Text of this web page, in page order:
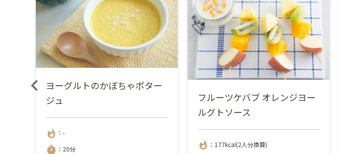
ヨーグルトのかぼちゃポター
ジュ
whatshot ：-
timer ：20分
フルーツケバブ オレンジヨー
ルグトソース
whatshot ：177kcal(2人分換算)